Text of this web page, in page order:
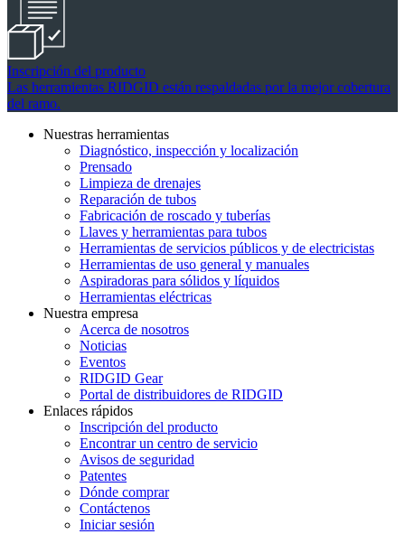
Inscripción del producto
Las herramientas RIDGID están respaldadas por la mejor cobertura
del ramo.
Nuestras herramientas
Diagnóstico, inspección y localización
Prensado
Limpieza de drenajes
Reparación de tubos
Fabricación de roscado y tuberías
Llaves y herramientas para tubos
Herramientas de servicios públicos y de electricistas
Herramientas de uso general y manuales
Aspiradoras para sólidos y líquidos
Herramientas eléctricas
Nuestra empresa
Acerca de nosotros
Noticias
Eventos
RIDGID Gear
Portal de distribuidores de RIDGID
Enlaces rápidos
Inscripción del producto
Encontrar un centro de servicio
Avisos de seguridad
Patentes
Dónde comprar
Contáctenos
Iniciar sesión